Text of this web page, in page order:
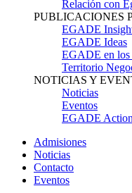
Relación con
PUBLICACIONES
EGADE
EGADE Ideas
EGADE en los
Territorio
NOTICIAS Y
Noticias
Eventos
EGADE
Admisiones
Noticias
Contacto
Eventos